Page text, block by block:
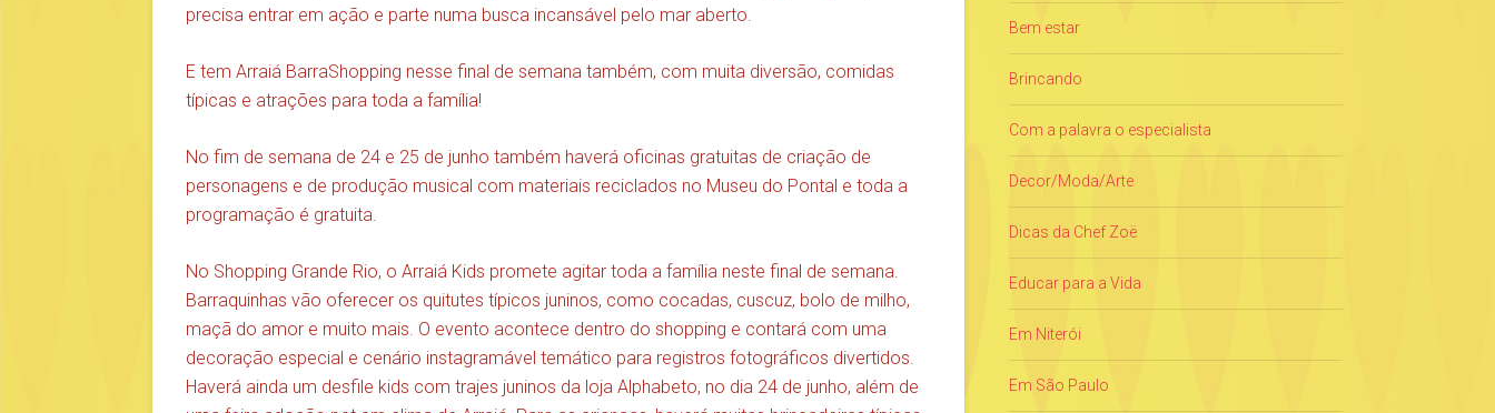
precisa entrar em ação e parte numa busca incansável pelo mar aberto.
E tem Arraiá BarraShopping nesse final de semana também, com muita diversão, comidas
típicas e atrações para toda a família!
No fim de semana de 24 e 25 de junho também haverá oficinas gratuitas de criação de
personagens e de produção musical com materiais reciclados no Museu do Pontal e toda a
programação é gratuita.
No Shopping Grande Rio, o Arraiá Kids promete agitar toda a família neste final de semana.
Barraquinhas vão oferecer os quitutes típicos juninos, como cocadas, cuscuz, bolo de milho,
maçã do amor e muito mais. O evento acontece dentro do shopping e contará com uma
decoração especial e cenário instagramável temático para registros fotográficos divertidos.
Haverá ainda um desfile kids com trajes juninos da loja Alphabeto, no dia 24 de junho, além de
Bem estar
Brincando
Com a palavra o especialista
Decor/Moda/Arte
Dicas da Chef Zoë
Educar para a Vida
Em Niterói
Em São Paulo